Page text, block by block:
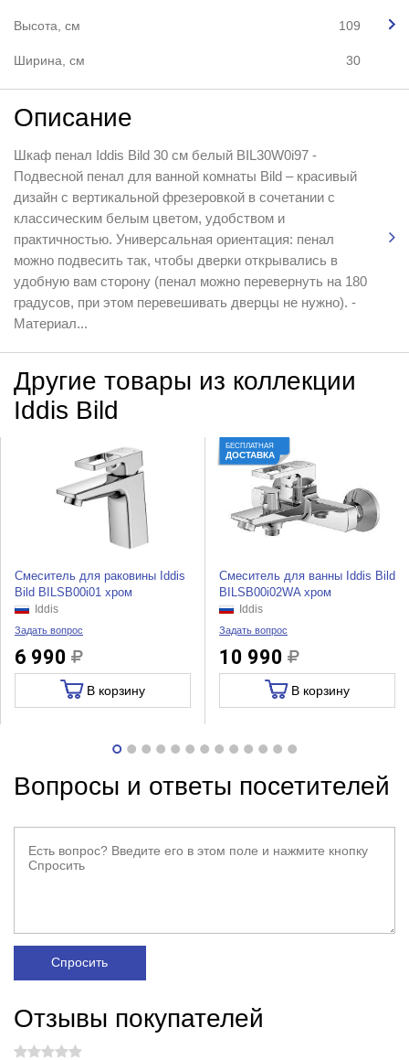
Высота, см 109
Ширина, см 30
Описание
Шкаф пенал Iddis Bild 30 см белый BIL30W0i97 -
Подвесной пенал для ванной комнаты Bild – красивый
дизайн с вертикальной фрезеровкой в сочетании с
классическим белым цветом, удобством и
практичностью. Универсальная ориентация: пенал
можно подвесить так, чтобы дверки открывались в
удобную вам сторону (пенал можно перевернуть на 180
градусов, при этом перевешивать дверцы не нужно). -
Материал...
Другие товары из коллекции
Iddis Bild
Смеситель для раковины Iddis
Bild BILSB00i01 хром
Iddis
Задать вопрос
6 990
В корзину
БЕСПЛАТНАЯ
ДОСТАВКА
Смеситель для ванны Iddis Bild
BILSB00i02WA хром
Iddis
Задать вопрос
10 990
В корзину
Вопросы и ответы посетителей
Спросить
Отзывы покупателей